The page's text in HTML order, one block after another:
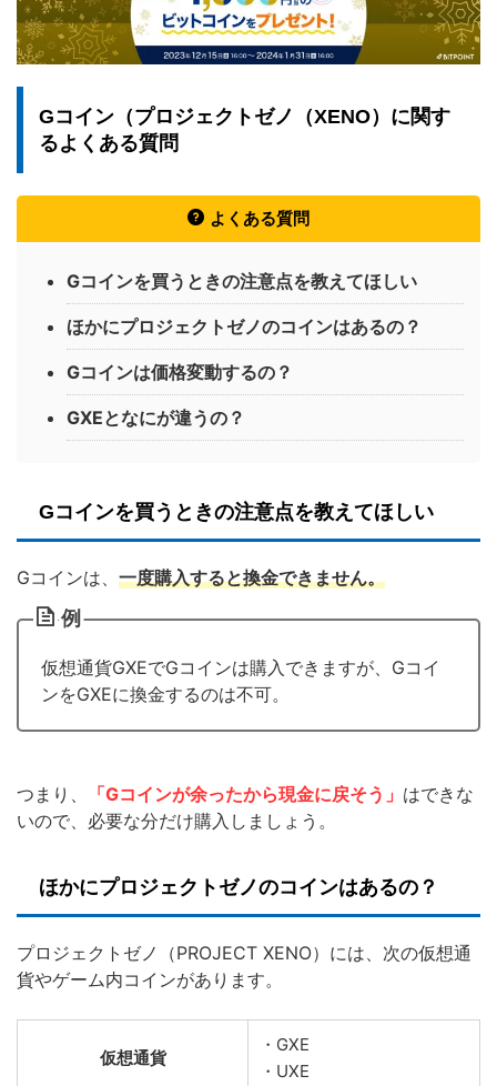
Gコイン（プロジェクトゼノ（XENO）に関す
るよくある質問
よくある質問
Gコインを買うときの注意点を教えてほしい
ほかにプロジェクトゼノのコインはあるの？
Gコインは価格変動するの？
GXEとなにが違うの？
Gコインを買うときの注意点を教えてほしい
Gコインは、 一度購入すると換金できません。
例
仮想通貨GXEでGコインは購入できますが、Gコイ
ンをGXEに換金するのは不可。
つまり、 「Gコインが余ったから現金に戻そう」 はできな
いので、必要な分だけ購入しましょう。
ほかにプロジェクトゼノのコインはあるの？
プロジェクトゼノ（PROJECT XENO）には、次の仮想通
貨やゲーム内コインがあります。
仮想通貨
・GXE
・UXE